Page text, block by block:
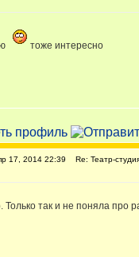
тоже интересно
17, 2014 22:39 Re: Театр-
Только так и не поняла про